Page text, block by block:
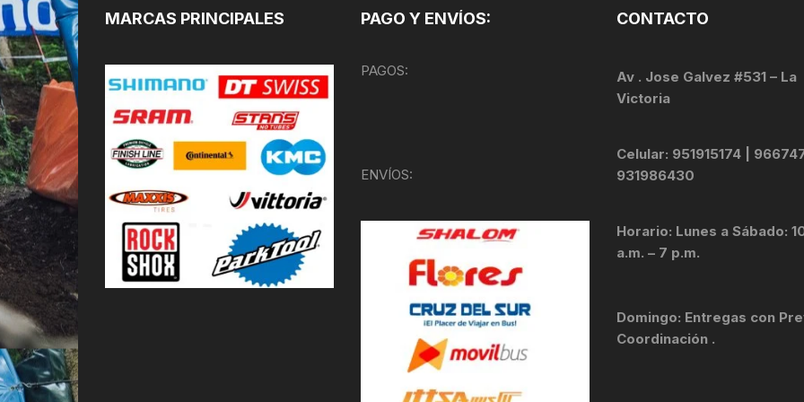
MARCAS PRINCIPALES PAGO Y ENVÍOS:
PAGOS:
ENVÍOS:
CONTACTO
Av . Jose Galvez #531 – La
Victoria
Celular: 951915174 |
931986430
Horario: Lunes a Sábado:
a.m. – 7 p.m.
Domingo: Entregas con
Coordinación .